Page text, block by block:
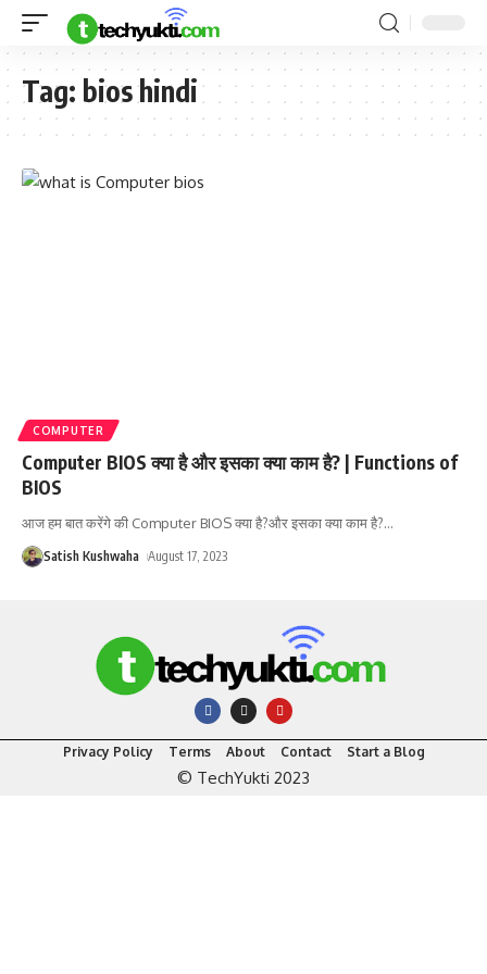
Tag: bios hindi
COMPUTER
Computer BIOS क्या है और इसका क्या काम है? | Functions of
BIOS
आज हम बात करेंगे की Computer BIOS क्या है?और इसका क्या काम है?…
Satish Kushwaha August 17, 2023
Privacy Policy Terms About Contact Start a Blog
© TechYukti 2023